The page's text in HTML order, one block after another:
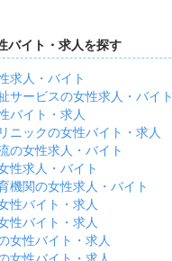
バイト・求人を探す
求人・バイト
サービスの女性求人・バイト
バイト・求人
ニックの女性バイト・求人
の女性求人・バイト
性求人・バイト
機関の女性求人・バイト
性バイト・求人
性バイト・求人
女性バイト・求人
女性バイト・求人